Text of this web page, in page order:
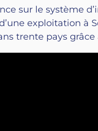
sur le système
exploitation à
trente pays